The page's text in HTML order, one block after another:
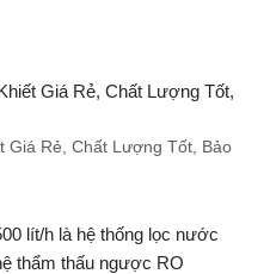
Giá Rẻ, Chất Lượng Tốt, Bảo
lít/h là hệ thống lọc nước
thẩm thấu ngược RO